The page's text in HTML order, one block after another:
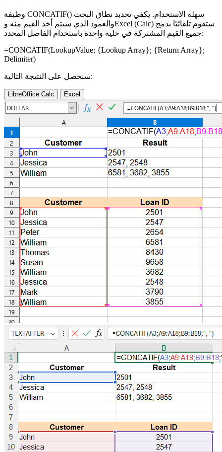
وظيفة CONCATIF() سهلة الاستخدام. يكفي تحديد نطاق البحث
والعمود الذي سيتم أخذ القيم منه وExcel (Calc) ستقوم تلقائيًا بدمج
جميع القيم المشتركة في خلية واحدة باستخدام الفاصل المحدد:
=CONCATIF(LookupValue; {Lookup Array}; {Return Array};
Delimiter)
سنحصل على النتيجة التالية:
LibreOffice Calc Excel